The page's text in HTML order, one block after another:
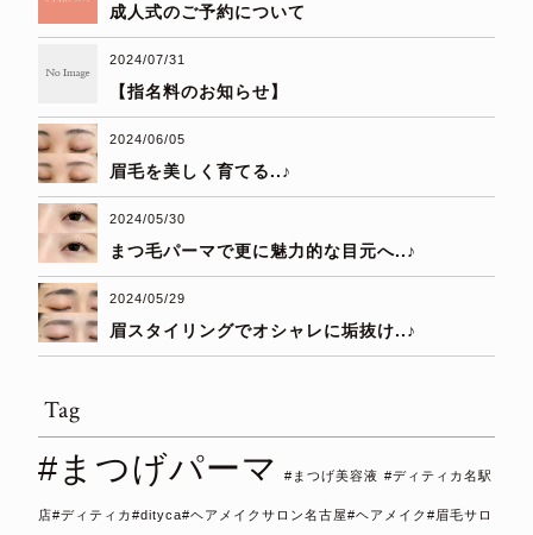
成人式のご予約について
2024/07/31
【指名料のお知らせ】
2024/06/05
眉毛を美しく育てる..♪
2024/05/30
まつ毛パーマで更に魅力的な目元へ..♪
2024/05/29
眉スタイリングでオシャレに垢抜け..♪
Tag
#まつげパーマ #まつげ美容液 #ディティカ名駅
店#ディティカ#dityca#ヘアメイクサロン名古屋#ヘアメイク#眉毛サロ